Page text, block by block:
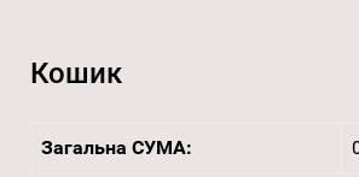
Кошик
Загальна СУМА: